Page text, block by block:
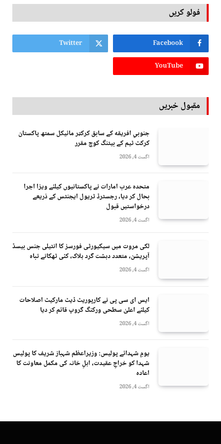
فولو کریں
Facebook
Twitter
YouTube
مقبول خبریں
جنوبي افريقه کے سابق کرکټر مائیکل سمتھ پاکستان
کرکٹ ٹیم کے بیٹنگ کوچ مقرر
اگست 4, 2026
متحدہ عرب امارات نے پاکستانیوں کیلئے ویزا اجرا
بحال کر دیا، رجسٹرڈ ٹریول ایجنٹس کے ذریعے
درخواستیں قبول
اگست 4, 2026
لکی مروت میں سیکیورٹی فورسز کا انٹیلی جنس بیسڈ
آپریشن، متعدد دہشت گرد ہلاک، کئی ٹھکانے تباہ
اگست 4, 2026
ایس ای سی پی نے کارپوریٹ ڈیٹ مارکیٹ اصلاحات
کیلئے اعلیٰ سطحی ورکنگ گروپ قائم کر دیا
اگست 4, 2026
یومِ شہدائے پولیس: وزیراعظم شہباز شریف کا پولیس
شہدا کو خراجِ عقیدت، اہلِ خانہ کی مکمل معاونت کا
اعادہ
اگست 4, 2026